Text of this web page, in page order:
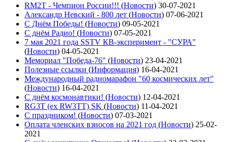
RM2T - Чемпион России!!! (Новости) 30-07-2021
Александр Невский - 800 лет (Новости) 07-06-2021
С Днём Победы! (Новости) 09-05-2021
C днём Радио! (Новости) 07-05-2021
7 мая 2021 года SSTV КВ-эксперимент - "СУРА"
(Новости) 04-05-2021
Мемориал "Победа-76" (Новости) 23-04-2021
Полезные ссылки (Информация) 16-04-2021
Международный радиомарафон "60 космических лет"
(Новости) 16-04-2021
С днём космонавтики! (Новости) 12-04-2021
RG3T (ex RW3TT) SK (Новости) 11-04-2021
С праздником! (Новости) 07-03-2021
Оплата членских взносов на 2021 год (Новости) 25-02-
2021